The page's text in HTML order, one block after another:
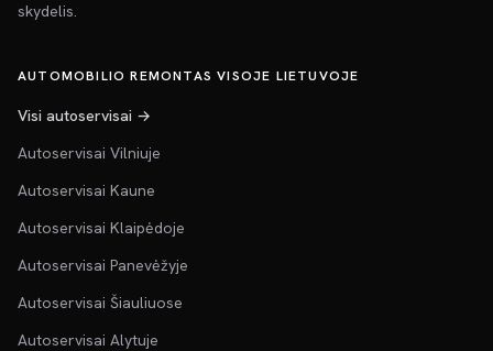
skydelis.
AUTOMOBILIO REMONTAS VISOJE LIETUVOJE
Visi autoservisai →
Autoservisai Vilniuje
Autoservisai Kaune
Autoservisai Klaipėdoje
Autoservisai Panevėžyje
Autoservisai Šiauliuose
Autoservisai Alytuje